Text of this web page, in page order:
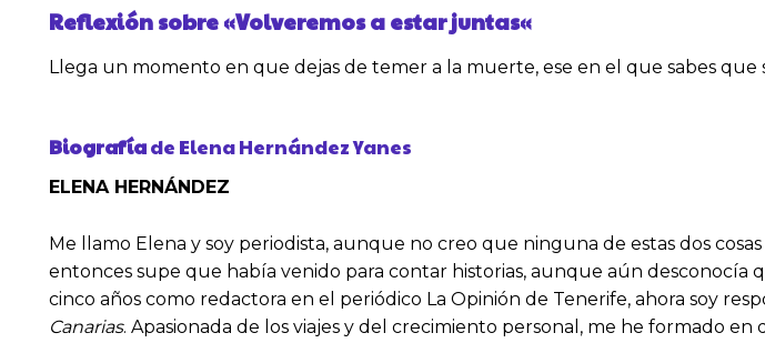
Reflexión sobre«Volveremos a estar juntas«
Llega un momento en que dejas de temer a la muerte, ese en el que sabes que
Biografíade Elena Hernández Yanes
ELENA HERNÁNDEZ
Me llamo Elena y soy periodista, aunque no creo que ninguna de estas dos
entonces supe que había venido para contar historias, aunque aún desconocía
cinco años como redactora en el periódico La Opinión de Tenerife, ahora soy
Canarias. Apasionada de los viajes y del crecimiento personal, me he formado